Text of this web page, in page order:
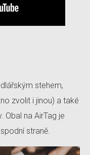
stehem,
zvolit i jinou) a také
Obal na AirTag je
straně.